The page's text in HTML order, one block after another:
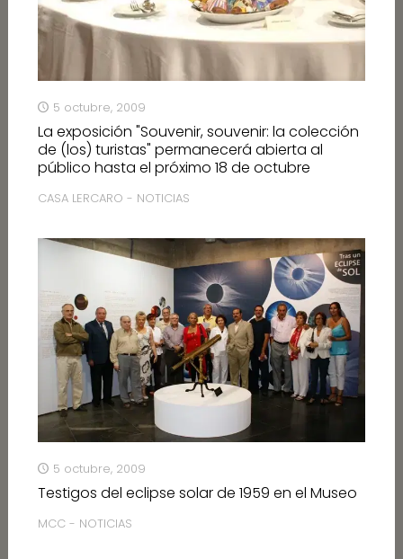
5 octubre, 2009
La exposición "Souvenir, souvenir: la colección
de (los) turistas" permanecerá abierta al
público hasta el próximo 18 de octubre
CASA LERCARO - NOTICIAS
5 octubre, 2009
Testigos del eclipse solar de 1959 en el Museo
MCC - NOTICIAS